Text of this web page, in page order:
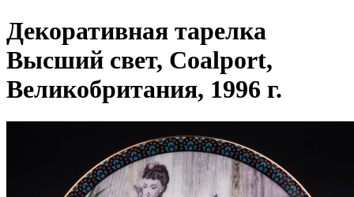
Декоративная тарелка
Высший свет, Coalport,
Великобритания, 1996 г.